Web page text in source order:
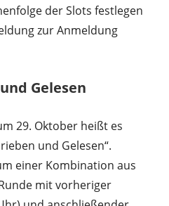
der Slots festlegen
zur Anmeldung
Gelesen
29. Oktober heißt es
und Gelesen“.
einer Kombination aus
mit vorheriger